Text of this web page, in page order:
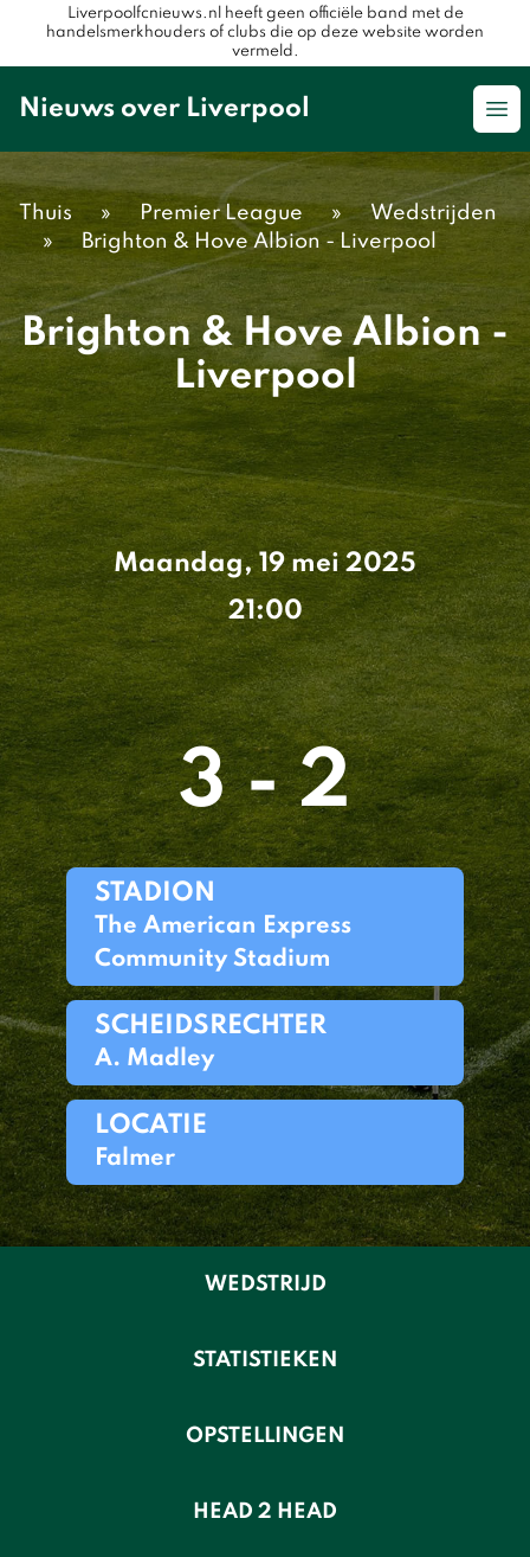
Liverpoolfcnieuws.nl heeft geen officiële band met de
handelsmerkhouders of clubs die op deze website worden
vermeld.
Nieuws over Liverpool
Thuis » Premier League »
Wedstrijden
»
Brighton & Hove Albion - Liverpool
Brighton & Hove Albion -
Liverpool
Maandag, 19 mei 2025
21:00
3 - 2
STADION
The American Express
Community Stadium
SCHEIDSRECHTER
A. Madley
LOCATIE
Falmer
WEDSTRIJD
STATISTIEKEN
OPSTELLINGEN
HEAD 2 HEAD